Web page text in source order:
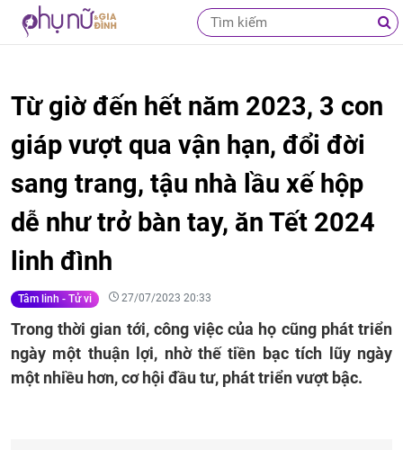
Từ giờ đến hết năm 2023, 3 con
giáp vượt qua vận hạn, đổi đời
sang trang, tậu nhà lầu xế hộp
dễ như trở bàn tay, ăn Tết 2024
linh đình
Tâm linh - Tử vi 27/07/2023 20:33
Trong thời gian tới, công việc của họ cũng phát triển
ngày một thuận lợi, nhờ thế tiền bạc tích lũy ngày
một nhiều hơn, cơ hội đầu tư, phát triển vượt bậc.